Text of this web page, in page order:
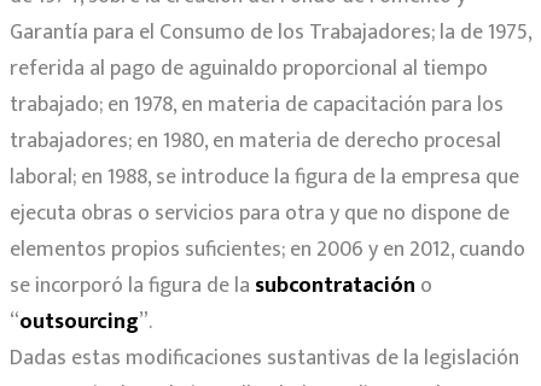
Garantía para el Consumo de los Trabajadores; la de 1975,
referida al pago de aguinaldo proporcional al tiempo
trabajado; en 1978, en materia de capacitación para los
trabajadores; en 1980, en materia de derecho procesal
laboral; en 1988, se introduce la figura de la empresa que
ejecuta obras o servicios para otra y que no dispone de
elementos propios suficientes; en 2006 y en 2012, cuando
se incorporó la figura de la subcontratación o
“outsourcing”.
Dadas estas modificaciones sustantivas de la legislación